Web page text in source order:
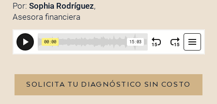
Por: Sophia Rodríguez,
Asesora financiera
SOLICITA TU DIAGNÓSTICO SIN COSTO